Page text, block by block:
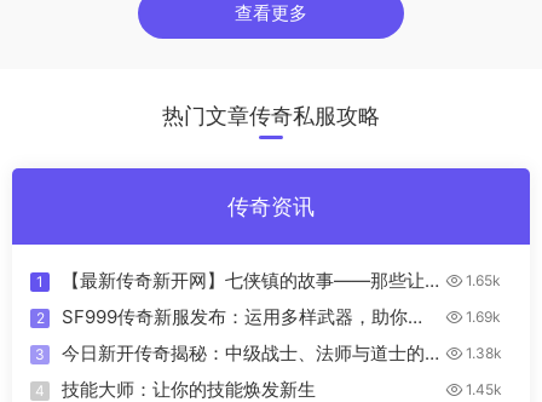
查看更多
热门文章传奇私服攻略
传奇资讯
1
【最新传奇新开网】七侠镇的故事——那些让
人羡慕的情感
1.65k
2
SF999传奇新服发布：运用多样武器，助你成
为传奇高手
1.69k
3
今日新开传奇揭秘：中级战士、法师与道士的
超强属性
1.38k
4 技能大师：让你的技能焕发新生 1.45k